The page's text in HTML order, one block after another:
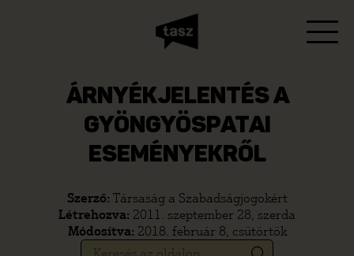
ÁRNYÉKJELENTÉS A
GYÖNGYÖSPATAI
ESEMÉNYEKRŐL
Szerző: Társaság a Szabadságjogokért
Létrehozva: 2011. szeptember 28, szerda
Módosítva: 2018. február 8, csütörtök